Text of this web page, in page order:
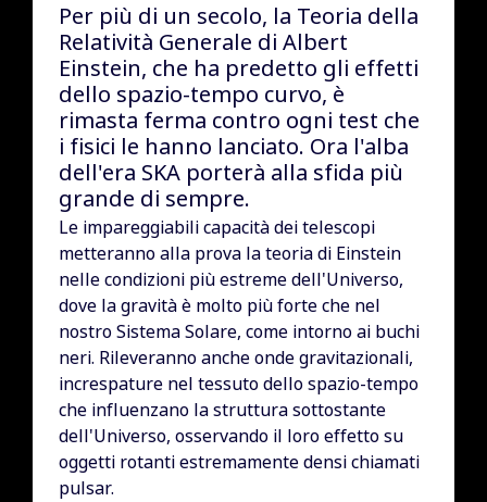
Per più di un secolo, la Teoria della
Relatività Generale di Albert
Einstein, che ha predetto gli effetti
dello spazio-tempo curvo, è
rimasta ferma contro ogni test che
i fisici le hanno lanciato. Ora l'alba
dell'era SKA porterà alla sfida più
grande di sempre.
Le impareggiabili capacità dei telescopi
metteranno alla prova la teoria di Einstein
nelle condizioni più estreme dell'Universo,
dove la gravità è molto più forte che nel
nostro Sistema Solare, come intorno ai buchi
neri. Rileveranno anche onde gravitazionali,
increspature nel tessuto dello spazio-tempo
che influenzano la struttura sottostante
dell'Universo, osservando il loro effetto su
oggetti rotanti estremamente densi chiamati
pulsar.